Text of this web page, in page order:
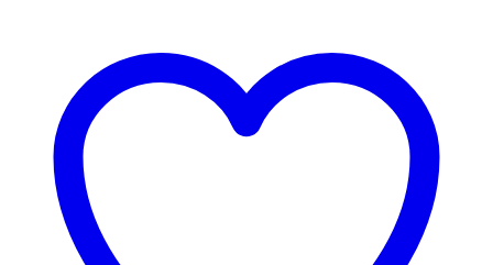
productpagina